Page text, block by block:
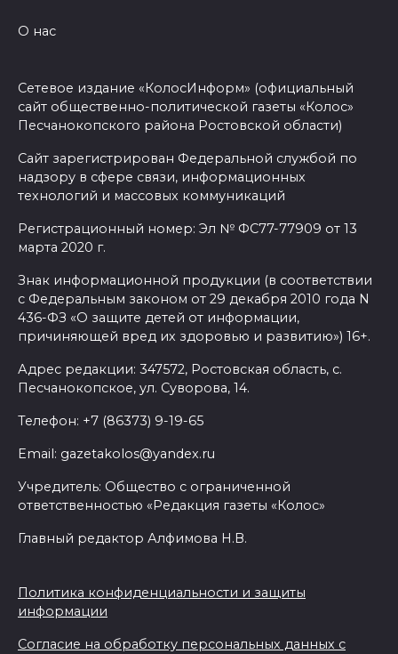
О нас
Сетевое издание «КолосИнформ» (официальный
сайт общественно-политической газеты «Колос»
Песчанокопского района Ростовской области)
Сайт зарегистрирован Федеральной службой по
надзору в сфере связи, информационных
технологий и массовых коммуникаций
Регистрационный номер: Эл № ФС77-77909 от 13
марта 2020 г.
Знак информационной продукции (в соответствии
с Федеральным законом от 29 декабря 2010 года N
436-ФЗ «О защите детей от информации,
причиняющей вред их здоровью и развитию») 16+.
Адрес редакции: 347572, Ростовская область, с.
Песчанокопское, ул. Суворова, 14.
Телефон: +7 (86373) 9-19-65
Email: gazetakolos@yandex.ru
Учредитель: Общество с ограниченной
ответственностью «Редакция газеты «Колос»
Главный редактор Алфимова Н.В.
Политика конфиденциальности и защиты
информации
Согласие на обработку персональных данных с